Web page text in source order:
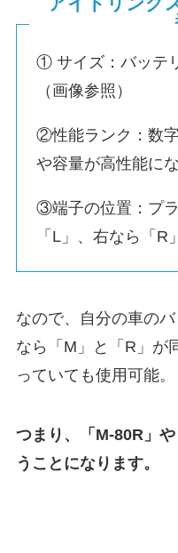
① サイズ：バッテ
（画像参照）
②性能ランク：数
や容量が高性能に
③端子の位置：プ
「L」、右なら「R
なので、自分の車の
なら「M」と「R」が
っていても使用可能。
つまり、「M-80R」
うことになります。